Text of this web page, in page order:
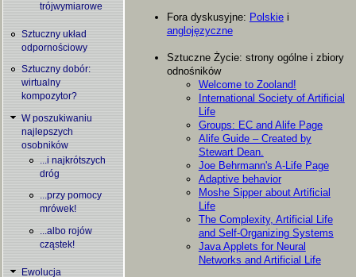
trójwymiarowe
Sztuczny układ
odpornościowy
Sztuczny dobór:
wirtualny
kompozytor?
W poszukiwaniu
najlepszych
osobników
...i najkrótszych
dróg
...przy pomocy
mrówek!
...albo rojów
cząstek!
Ewolucja
Fora dyskusyjne: Polskiei
anglojęzyczne
Sztuczne Życie: strony ogólne i zbiory
odnośników
Welcome to Zooland!
International Society of Artificial
Life
Groups: EC and Alife Page
Alife Guide – Created by
Stewart Dean.
Joe Behrmann's A-Life Page
Adaptive behavior
Moshe Sipper about Artificial
Life
The Complexity, Artificial Life
and Self-Organizing Systems
Java Applets for Neural
Networks and Artificial Life